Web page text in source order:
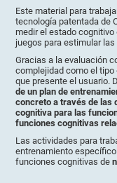
Este material para
tecnología patentada de
medir el estado
juegos para estimular
Gracias a la evaluación
complejidad como el
que presente el usuario.
de un plan de
concreto a través de las
cognitiva para las
funciones cognitivas
Las actividades para
entrenamiento
funciones cognitivas de